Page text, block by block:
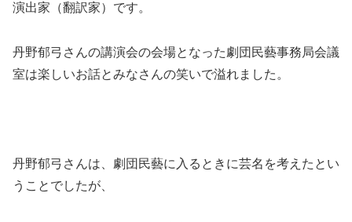
演出家（翻訳家）です。
丹野郁弓さんの講演会の会場となった劇団民藝事務局会議
室は楽しいお話とみなさんの笑いで溢れました。
丹野郁弓さんは、劇団民藝に入るときに芸名を考えたとい
うことでしたが、